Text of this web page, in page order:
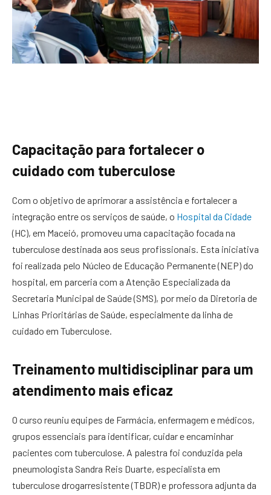
Capacitação para fortalecer o
cuidado com tuberculose
Com o objetivo de aprimorar a assistência e fortalecer a
integração entre os serviços de saúde, o Hospital da Cidade
(HC), em Maceió, promoveu uma capacitação focada na
tuberculose destinada aos seus profissionais. Esta iniciativa
foi realizada pelo Núcleo de Educação Permanente (NEP) do
hospital, em parceria com a Atenção Especializada da
Secretaria Municipal de Saúde (SMS), por meio da Diretoria de
Linhas Prioritárias de Saúde, especialmente da linha de
cuidado em Tuberculose.
Treinamento multidisciplinar para um
atendimento mais eficaz
O curso reuniu equipes de Farmácia, enfermagem e médicos,
grupos essenciais para identificar, cuidar e encaminhar
pacientes com tuberculose. A palestra foi conduzida pela
pneumologista Sandra Reis Duarte, especialista em
tuberculose drogarresistente (TBDR) e professora adjunta da